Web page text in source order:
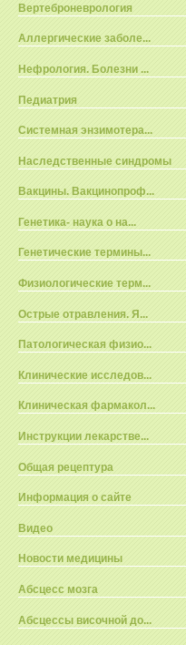
Вертеброневрология
Аллергические заболе...
Нефрология. Болезни ...
Педиатрия
Системная энзимотера...
Наследственные синдромы
Вакцины. Вакцинопроф...
Генетика- наука о на...
Генетические термины...
Физиологические терм...
Острые отравления. Я...
Патологическая физио...
Клинические исследов...
Клиническая фармакол...
Инструкции лекарстве...
Общая рецептура
Информация о сайте
Видео
Новости медицины
Абсцесс мозга
Абсцессы височной до...